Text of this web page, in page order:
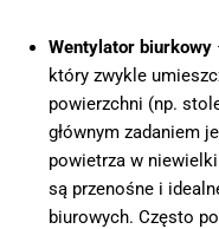
Wentylator biurkowy
który zwykle
powierzchni (np.
głównym zadaniem
powietrza w
są przenośne i
biurowych. Często